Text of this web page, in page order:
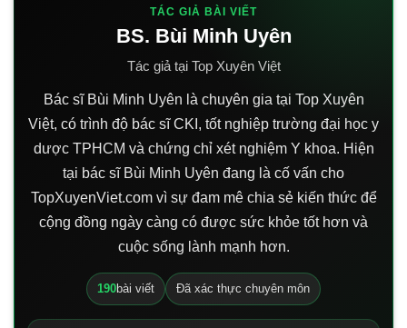
TÁC GIẢ BÀI VIẾT
BS. Bùi Minh Uyên
Tác giả tại Top Xuyên Việt
Bác sĩ Bùi Minh Uyên là chuyên gia tại Top Xuyên
Việt, có trình độ bác sĩ CKI, tốt nghiệp trường đại học y
dược TPHCM và chứng chỉ xét nghiệm Y khoa. Hiện
tại bác sĩ Bùi Minh Uyên đang là cố vấn cho
TopXuyenViet.com vì sự đam mê chia sẻ kiến thức để
cộng đồng ngày càng có được sức khỏe tốt hơn và
cuộc sống lành mạnh hơn.
190bài viết Đã xác thực chuyên môn